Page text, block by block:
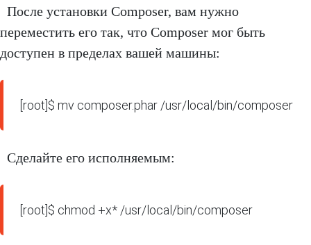
После установки Composer, вам нужно
переместить его так, что Composer мог быть
доступен в пределах вашей машины:
[root]$ mv composer.phar /usr/local/bin/composer
Сделайте его исполняемым:
[root]$ chmod +x* /usr/local/bin/composer